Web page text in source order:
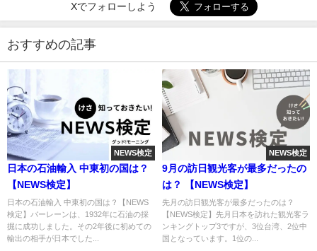
Xでフォローしよう
おすすめの記事
NEWS検定
日本の石油輸入 中東初の国は？
【NEWS検定】
日本の石油輸入 中東初の国は？【NEWS
検定】バーレーンは、1932年に石油の採
掘に成功しました。その2年後に初めての
輸出の相手が日本でした...
NEWS検定
9月の訪日観光客が最多だったの
は？ 【NEWS検定】
先月の訪日観光客が最多だったのは？
【NEWS検定】先月日本を訪れた観光客ラ
ンキングトップ3ですが、3位台湾、2位中
国となっています。1位の...